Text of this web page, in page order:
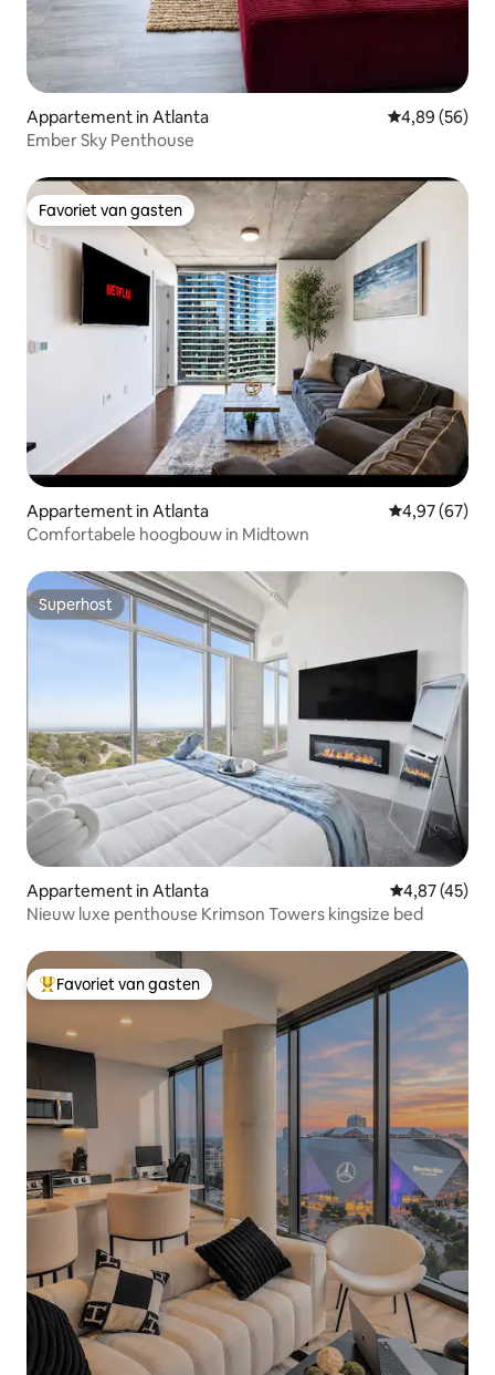
Appartement in Atlanta Gemiddelde
4,89 (56)
Ember Sky Penthouse
Favoriet van gasten
Favoriet van gasten
Appartement in Atlanta Gemiddelde
4,97 (67)
Comfortabele hoogbouw in Midtown
Superhost
Superhost
Appartement in Atlanta Gemiddelde
4,87 (45)
Nieuw luxe penthouse Krimson Towers kingsize bed
Topfavoriet van gasten
Favoriet van gasten